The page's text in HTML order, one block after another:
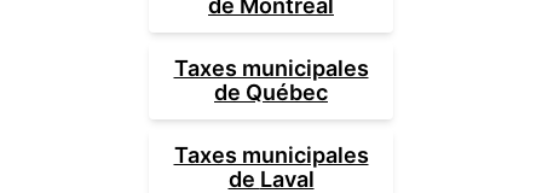
de Montreal
Taxes municipales
de Québec
Taxes municipales
de Laval